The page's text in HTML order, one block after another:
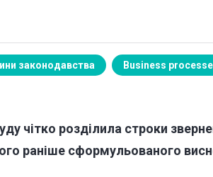
законодавства Business
чітко розділила строки
раніше сформульованого